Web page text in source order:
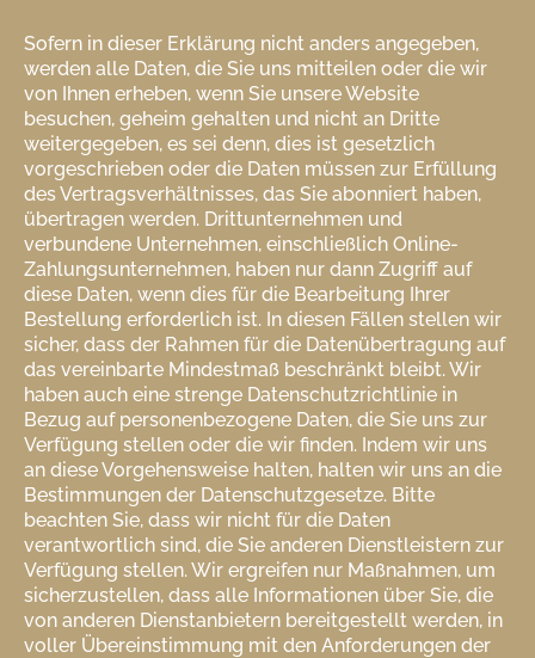
Sofern in dieser Erklärung nicht anders angegeben,
werden alle Daten, die Sie uns mitteilen oder die wir
von Ihnen erheben, wenn Sie unsere Website
besuchen, geheim gehalten und nicht an Dritte
weitergegeben, es sei denn, dies ist gesetzlich
vorgeschrieben oder die Daten müssen zur Erfüllung
des Vertragsverhältnisses, das Sie abonniert haben,
übertragen werden. Drittunternehmen und
verbundene Unternehmen, einschließlich Online-
Zahlungsunternehmen, haben nur dann Zugriff auf
diese Daten, wenn dies für die Bearbeitung Ihrer
Bestellung erforderlich ist. In diesen Fällen stellen wir
sicher, dass der Rahmen für die Datenübertragung auf
das vereinbarte Mindestmaß beschränkt bleibt. Wir
haben auch eine strenge Datenschutzrichtlinie in
Bezug auf personenbezogene Daten, die Sie uns zur
Verfügung stellen oder die wir finden. Indem wir uns
an diese Vorgehensweise halten, halten wir uns an die
Bestimmungen der Datenschutzgesetze. Bitte
beachten Sie, dass wir nicht für die Daten
verantwortlich sind, die Sie anderen Dienstleistern zur
Verfügung stellen. Wir ergreifen nur Maßnahmen, um
sicherzustellen, dass alle Informationen über Sie, die
von anderen Dienstanbietern bereitgestellt werden, in
voller Übereinstimmung mit den Anforderungen der